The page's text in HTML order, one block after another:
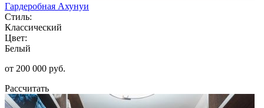
Гардеробная Ахунуи
Стиль:
Классический
Цвет:
Белый
от 200 000 руб.
Рассчитать